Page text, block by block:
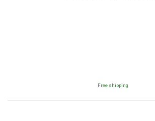
Free shipping